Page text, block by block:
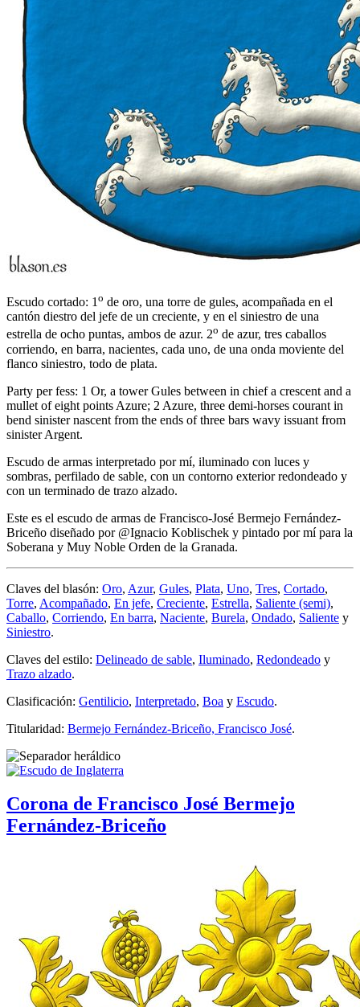
Escudo cortado: 1 o de oro, una torre de gules, acompañada en el
cantón diestro del jefe de un creciente, y en el siniestro de una
estrella de ocho puntas, ambos de azur. 2o de azur, tres caballos
corriendo, en barra, nacientes, cada uno, de una onda moviente del
flanco siniestro, todo de plata.
Party per fess: 1 Or, a tower Gules between in chief a crescent and a
mullet of eight points Azure; 2 Azure, three demi-horses courant in
bend sinister nascent from the ends of three bars wavy issuant from
sinister Argent.
Escudo de armas interpretado por mí, iluminado con luces y
sombras, perfilado de sable, con un contorno exterior redondeado y
con un terminado de trazo alzado.
Este es el escudo de armas de Francisco-José Bermejo Fernández-
Briceño diseñado por @Ignacio Koblischek y pintado por mí para la
Soberana y Muy Noble Orden de la Granada.
Claves del blasón: Oro, Azur, Gules, Plata, Uno, Tres, Cortado,
Torre, Acompañado, En jefe, Creciente, Estrella, Saliente (semi),
Caballo, Corriendo, En barra, Naciente, Burela, Ondado, Saliente y
Siniestro.
Claves del estilo: Delineado de sable, Iluminado, Redondeado y
Trazo alzado.
Clasificación: Gentilicio, Interpretado, Boa y Escudo.
Titularidad: Bermejo Fernández-Briceño, Francisco José.
Corona de Francisco José Bermejo
Fernández-Briceño